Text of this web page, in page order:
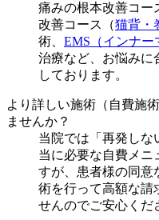
痛みの根本改善コー
改善コース（猫背・
術、 EMS（インナー
治療など、お悩みに
しております。
より詳しい施術（自費施
ませんか？
当院では「再発しな
当に必要な自費メニ
すが、患者様の同意
術を行って高額な請
せんのでご安心くだ